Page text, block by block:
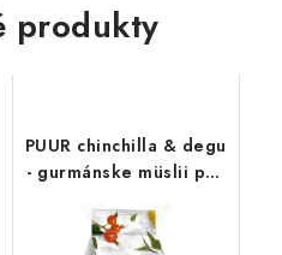
produkty
PUUR chinchilla & degu
- gurmánske müslii pre